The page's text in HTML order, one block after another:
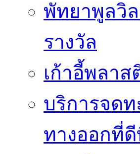
พัทยาพูลวิ
รางวัล
เก้าอี้พลา
บริการจด
ทางออกที่